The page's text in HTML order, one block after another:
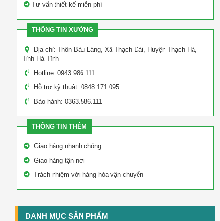
Tư vấn thiết kế miễn phí
THÔNG TIN XƯỞNG
Địa chỉ: Thôn Bàu Láng, Xã Thạch Đài, Huyện Thạch Hà,
Tỉnh Hà Tĩnh
Hotline: 0943.986.111
Hỗ trợ kỹ thuật: 0848.171.095
Bảo hành: 0363.586.111
THÔNG TIN THÊM
Giao hàng nhanh chóng
Giao hàng tận nơi
Trách nhiệm với hàng hóa vận chuyển
DANH MỤC SẢN PHẨM